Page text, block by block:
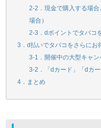
2-2．現金で購入する場
場合）
2-3．dポイントでタバコ
3．d払いでタバコをさらにお
3-1．開催中の大型キャ
3-2．「dカード」「dカ
4．まとめ